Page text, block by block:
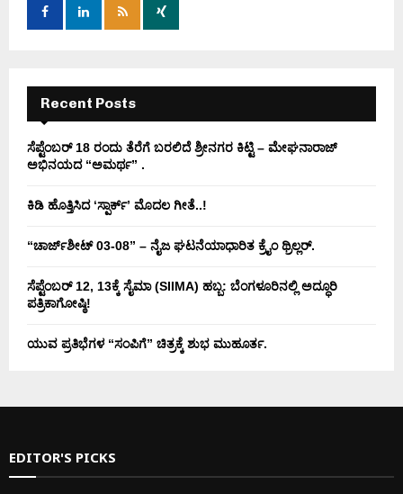
:
H
Recent Posts
ಸೆಪ್ಟೆಂಬರ್ 18 ರಂದು ತೆರೆಗೆ ಬರಲಿದೆ ಶ್ರೀನಗರ ಕಿಟ್ಟಿ – ಮೇಘನಾರಾಜ್
ಅಭಿನಯದ “ಅಮರ್ಥ” .
ಕಿಡಿ‌‌ ಹೊತ್ತಿಸಿದ ‘ಸ್ಪಾರ್ಕ್’ ಮೊದಲ‌ ಗೀತೆ..!
“ಚಾರ್ಜ್‌ಶೀಟ್ 03-08” – ನೈಜ ಘಟನೆಯಾಧಾರಿತ ಕ್ರೈಂ ಥ್ರಿಲ್ಲರ್.
ಸೆಪ್ಟೆಂಬರ್ 12, 13ಕ್ಕೆ ಸೈಮಾ (SIIMA) ಹಬ್ಬ: ಬೆಂಗಳೂರಿನಲ್ಲಿ ಅದ್ಧೂರಿ
ಪತ್ರಿಕಾಗೋಷ್ಠಿ!
ಯುವ ಪ್ರತಿಭೆಗಳ “ಸಂಪಿಗೆ” ಚಿತ್ರಕ್ಕೆ ಶುಭ ಮುಹೂರ್ತ.
EDITOR'S PICKS